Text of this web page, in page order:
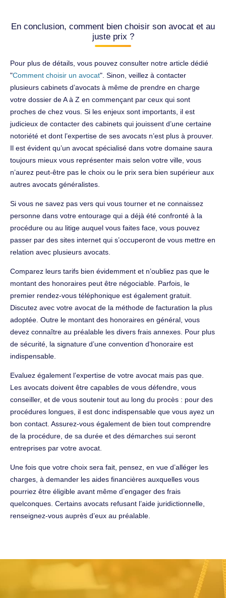
En conclusion, comment bien choisir son avocat et au
juste prix ?
Pour plus de détails, vous pouvez consulter notre article dédié
"Comment choisir un avocat". Sinon, veillez à contacter
plusieurs cabinets d’avocats à même de prendre en charge
votre dossier de A à Z en commençant par ceux qui sont
proches de chez vous. Si les enjeux sont importants, il est
judicieux de contacter des cabinets qui jouissent d’une certaine
notoriété et dont l’expertise de ses avocats n’est plus à prouver.
Il est évident qu’un avocat spécialisé dans votre domaine saura
toujours mieux vous représenter mais selon votre ville, vous
n’aurez peut-être pas le choix ou le prix sera bien supérieur aux
autres avocats généralistes.
Si vous ne savez pas vers qui vous tourner et ne connaissez
personne dans votre entourage qui a déjà été confronté à la
procédure ou au litige auquel vous faites face, vous pouvez
passer par des sites internet qui s’occuperont de vous mettre en
relation avec plusieurs avocats.
Comparez leurs tarifs bien évidemment et n’oubliez pas que le
montant des honoraires peut être négociable. Parfois, le
premier rendez-vous téléphonique est également gratuit.
Discutez avec votre avocat de la méthode de facturation la plus
adoptée. Outre le montant des honoraires en général, vous
devez connaître au préalable les divers frais annexes. Pour plus
de sécurité, la signature d’une convention d’honoraire est
indispensable.
Evaluez également l’expertise de votre avocat mais pas que.
Les avocats doivent être capables de vous défendre, vous
conseiller, et de vous soutenir tout au long du procès : pour des
procédures longues, il est donc indispensable que vous ayez un
bon contact. Assurez-vous également de bien tout comprendre
de la procédure, de sa durée et des démarches sui seront
entreprises par votre avocat.
Une fois que votre choix sera fait, pensez, en vue d’alléger les
charges, à demander les aides financières auxquelles vous
pourriez être éligible avant même d’engager des frais
quelconques. Certains avocats refusant l’aide juridictionnelle,
renseignez-vous auprès d’eux au préalable.